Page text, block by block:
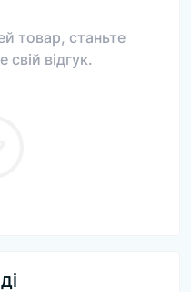
товар, станьте
відгук.